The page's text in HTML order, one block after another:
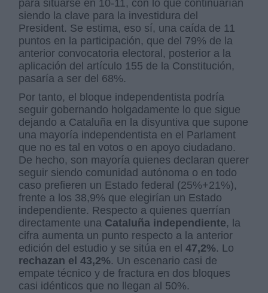
para situarse en 10-11, con lo que continuarían
siendo la clave para la investidura del
President. Se estima, eso sí, una caída de 11
puntos en la participación, que del 79% de la
anterior convocatoria electoral, posterior a la
aplicación del artículo 155 de la Constitución,
pasaría a ser del 68%.
Por tanto, el bloque independentista podría
seguir gobernando holgadamente lo que sigue
dejando a Cataluña en la disyuntiva que supone
una mayoría independentista en el Parlament
que no es tal en votos o en apoyo ciudadano.
De hecho, son mayoría quienes declaran querer
seguir siendo comunidad autónoma o en todo
caso prefieren un Estado federal (25%+21%),
frente a los 38,9% que elegirían un Estado
independiente. Respecto a quienes querrían
directamente una Cataluña independiente, la
cifra aumenta un punto respecto a la anterior
edición del estudio y se sitúa en el 47,2%. Lo
rechazan el 43,2%. Un escenario casi de
empate técnico y de fractura en dos bloques
casi idénticos que no llegan al 50%.